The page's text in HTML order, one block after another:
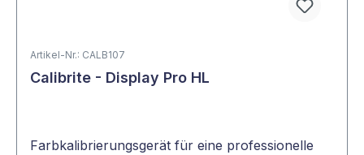
Artikel-Nr.: CALB107
Calibrite - Display Pro HL
Farbkalibrierungsgerät für eine professionelle